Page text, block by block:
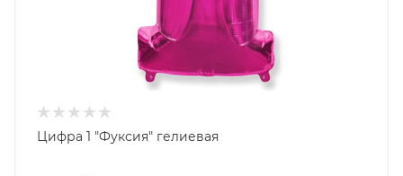
Цифра 1 "Фуксия" гелиевая